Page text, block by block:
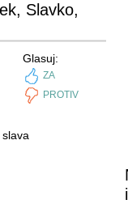
Slavko,
Glasuj:
ZA
PROTIV